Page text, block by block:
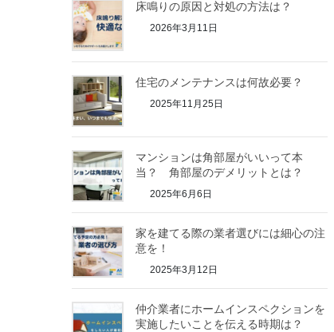
床鳴りの原因と対処の方法は？
2026年3月11日
住宅のメンテナンスは何故必要？
2025年11月25日
マンションは角部屋がいいって本
当？ 角部屋のデメリットとは？
2025年6月6日
家を建てる際の業者選びには細心の注
意を！
2025年3月12日
仲介業者にホームインスペクションを
実施したいことを伝える時期は？